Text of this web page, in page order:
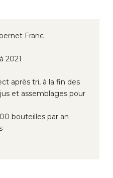
Franc
2021
après tri, à la fin des
et assemblages pour
bouteilles par an